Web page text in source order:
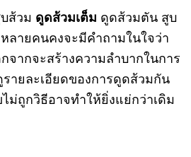
ส้วม ดูดส้วมเต็ม ดูดส้วมตัน สูบ
ลายคนคงจะมีคำถามในใจว่า
จากจะสร้างความลำบากในการ
ยละเอียดของการดูดส้วมกัน
ถูกวิธีอาจทำให้ยิ่งแย่กว่าเดิม